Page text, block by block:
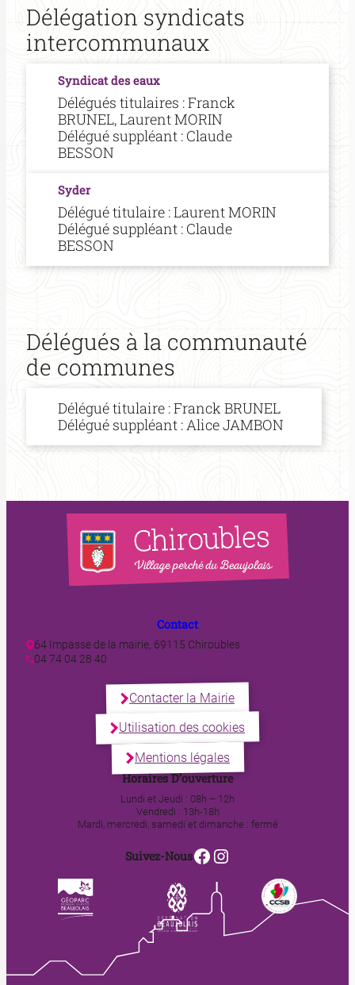
Délégation syndicats
intercommunaux
Syndicat des eaux
Délégués titulaires : Franck
BRUNEL, Laurent MORIN
Délégué suppléant : Claude
BESSON
Syder
Délégué titulaire : Laurent MORIN
Délégué suppléant : Claude
BESSON
Délégués à la communauté
de communes
Délégué titulaire : Franck BRUNEL
Délégué suppléant : Alice JAMBON
Contact
64 Impasse de la mairie, 69115 Chiroubles
04 74 04 28 40
Contacter la Mairie
Utilisation des cookies
Mentions légales
Horaires D’ouverture
Lundi et Jeudi : 08h – 12h
Vendredi : 13h-18h
Mardi, mercredi, samedi et dimanche : fermé
Suivez-NousFacebook
Instagram